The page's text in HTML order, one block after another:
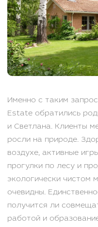
Именно с таким
Estate обратились
и Светлана. Клиенты
росли на природе.
воздухе, активные
прогулки по лесу и
экологически чистом
очевидны.
получится ли
работой и